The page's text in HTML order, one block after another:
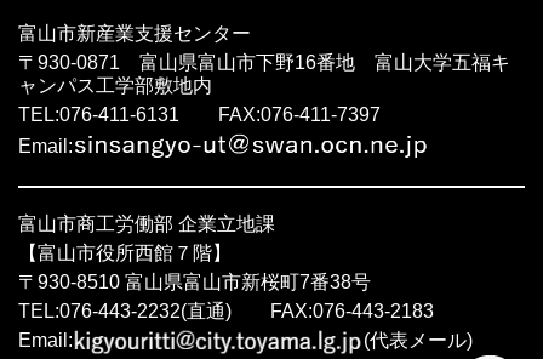
富山市新産業支援センター
〒930-0871 富山県富山市下野16番地 富山大学五福キ
ャンパス工学部敷地内
TEL:076-411-6131 FAX:076-411-7397
Email:
富山市商工労働部 企業立地課
【富山市役所西館７階】
〒930-8510 富山県富山市新桜町7番38号
TEL:076-443-2232(直通) FAX:076-443-2183
Email:
(代表メール)